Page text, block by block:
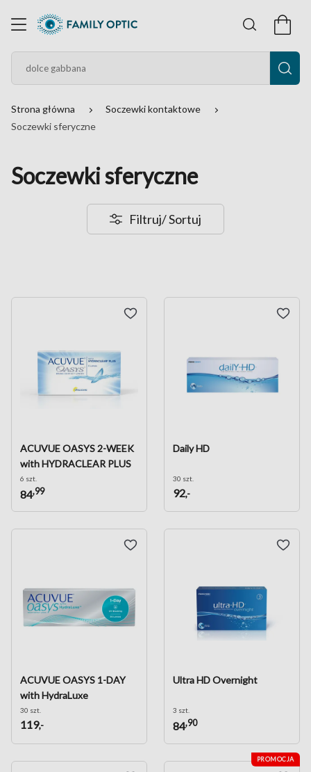
Strona główna
Soczewki kontaktowe
Soczewki sferyczne
Soczewki sferyczne
Filtruj/ Sortuj
ACUVUE OASYS 2-WEEK
with HYDRACLEAR PLUS
6 szt.
84,99
Daily HD
30 szt.
92,-
ACUVUE OASYS 1-DAY
with HydraLuxe
30 szt.
119,-
Ultra HD Overnight
3 szt.
84,90
PROMOCJA